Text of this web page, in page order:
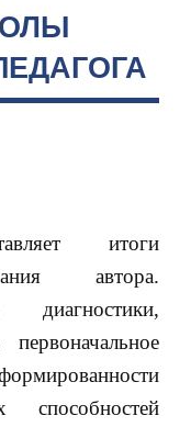
итоги
автора.
диагностики,
способностей